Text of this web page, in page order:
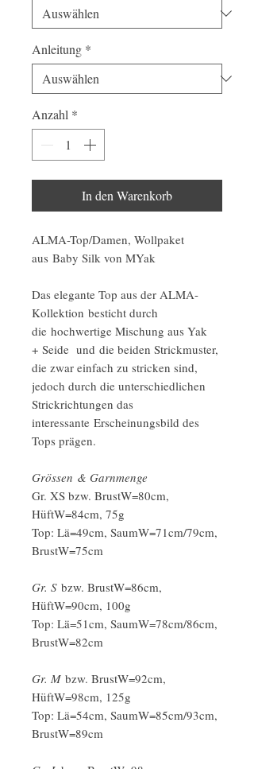
Anleitung *
Anzahl *
In den Warenkorb
ALMA-Top/Damen, Wollpaket
aus Baby Silk von MYak
Das elegante Top aus der ALMA-
Kollektion besticht durch
die hochwertige Mischung aus Yak
+ Seide und die beiden Strickmuster,
die zwar einfach zu stricken sind,
jedoch durch die unterschiedlichen
Strickrichtungen das
interessante Erscheinungsbild des
Tops prägen.
Grössen & Garnmenge
Gr. XS bzw. BrustW=80cm,
HüftW=84cm, 75g
Top: Lä=49cm, SaumW=71cm/79cm,
BrustW=75cm
Gr. S bzw. BrustW=86cm,
HüftW=90cm, 100g
Top: Lä=51cm, SaumW=78cm/86cm,
BrustW=82cm
Gr. M bzw. BrustW=92cm,
HüftW=98cm, 125g
Top: Lä=54cm, SaumW=85cm/93cm,
BrustW=89cm